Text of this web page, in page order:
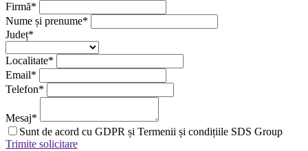
Firmă*
Nume și prenume*
Județ*
Localitate*
Email*
Telefon*
Mesaj*
Sunt de acord cu GDPR și Termenii și condițiile SDS Group
Trimite solicitare